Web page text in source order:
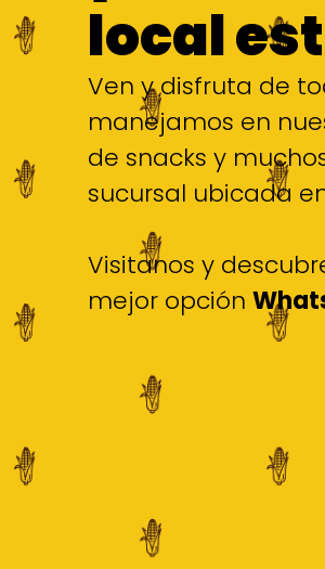
local
Ven y disfruta de
manejamos en
de snacks y
sucursal ubicada
Visitanos y
mejor opción